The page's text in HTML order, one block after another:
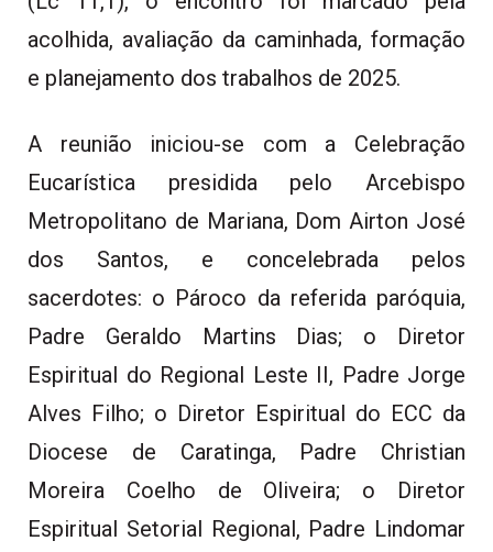
acolhida, avaliação da caminhada, formação
e planejamento dos trabalhos de 2025.
A reunião iniciou-se com a Celebração
Eucarística presidida pelo Arcebispo
Metropolitano de Mariana, Dom Airton José
dos Santos, e concelebrada pelos
sacerdotes: o Pároco da referida paróquia,
Padre Geraldo Martins Dias; o Diretor
Espiritual do Regional Leste II, Padre Jorge
Alves Filho; o Diretor Espiritual do ECC da
Diocese de Caratinga, Padre Christian
Moreira Coelho de Oliveira; o Diretor
Espiritual Setorial Regional, Padre Lindomar